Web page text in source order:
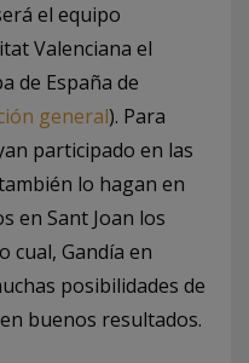
el equipo
Valenciana el
de España de
general). Para
participado en las
lo hagan en
en Sant Joan los
cual, Gandía en
posibilidades de
buenos resultados.